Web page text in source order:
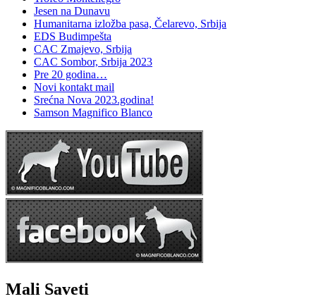
Jesen na Dunavu
Humanitarna izložba pasa, Čelarevo, Srbija
EDS Budimpešta
CAC Zmajevo, Srbija
CAC Sombor, Srbija 2023
Pre 20 godina…
Novi kontakt mail
Srećna Nova 2023.godina!
Samson Magnifico Blanco
Mali Saveti